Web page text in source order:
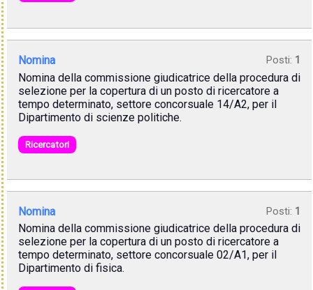
Nomina Posti: 1
Nomina della commissione giudicatrice della procedura di
selezione per la copertura di un posto di ricercatore a
tempo determinato, settore concorsuale 14/A2, per il
Dipartimento di scienze politiche.
Ricercatori
Nomina Posti: 1
Nomina della commissione giudicatrice della procedura di
selezione per la copertura di un posto di ricercatore a
tempo determinato, settore concorsuale 02/A1, per il
Dipartimento di fisica.